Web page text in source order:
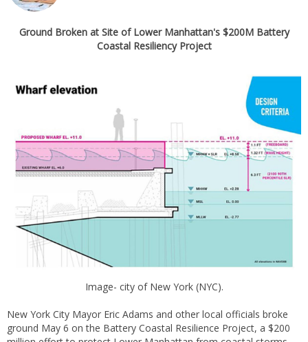
Ground Broken at Site of Lower Manhattan's $200M Battery
Coastal Resiliency Project
Image- city of New York (NYC).
New York City Mayor Eric Adams and other local officials broke
ground May 6 on the Battery Coastal Resilience Project, a $200